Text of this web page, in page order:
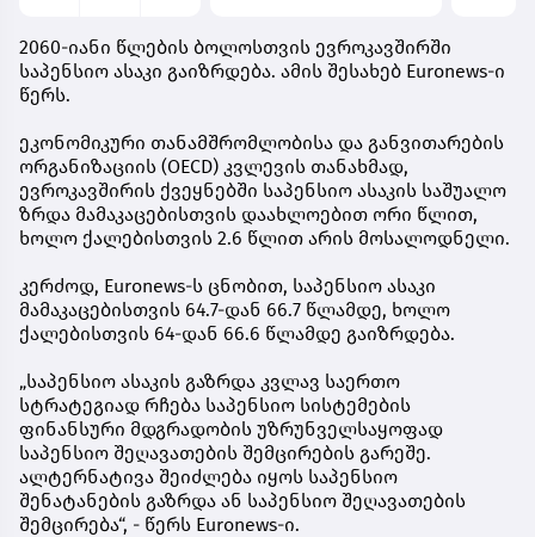
2060-იანი წლების ბოლოსთვის ევროკავშირში
საპენსიო ასაკი გაიზრდება. ამის შესახებ Euronews-ი
წერს.
ეკონომიკური თანამშრომლობისა და განვითარების
ორგანიზაციის (OECD) კვლევის თანახმად,
ევროკავშირის ქვეყნებში საპენსიო ასაკის საშუალო
ზრდა მამაკაცებისთვის დაახლოებით ორი წლით,
ხოლო ქალებისთვის 2.6 წლით არის მოსალოდნელი.
კერძოდ, Euronews-ს ცნობით, საპენსიო ასაკი
მამაკაცებისთვის 64.7-დან 66.7 წლამდე, ხოლო
ქალებისთვის 64-დან 66.6 წლამდე გაიზრდება.
„საპენსიო ასაკის გაზრდა კვლავ საერთო
სტრატეგიად რჩება საპენსიო სისტემების
ფინანსური მდგრადობის უზრუნველსაყოფად
საპენსიო შეღავათების შემცირების გარეშე.
ალტერნატივა შეიძლება იყოს საპენსიო
შენატანების გაზრდა ან საპენსიო შეღავათების
შემცირება“, - წერს Euronews-ი.